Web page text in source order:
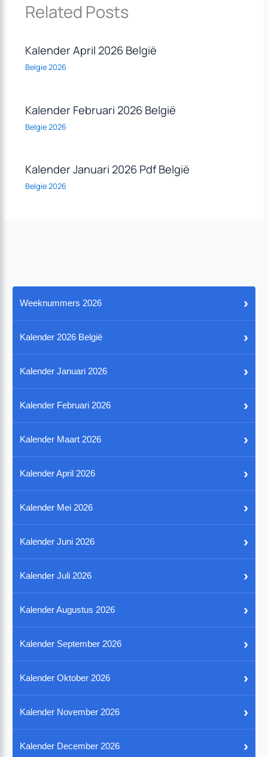
Related Posts
Kalender April 2026 België
Belgie 2026
Kalender Februari 2026 België
Belgie 2026
Kalender Januari 2026 Pdf België
Belgie 2026
Weeknummers 2026 ›
Kalender 2026 België ›
Kalender Januari 2026 ›
Kalender Februari 2026 ›
Kalender Maart 2026 ›
Kalender April 2026 ›
Kalender Mei 2026 ›
Kalender Juni 2026 ›
Kalender Juli 2026 ›
Kalender Augustus 2026 ›
Kalender September 2026 ›
Kalender Oktober 2026 ›
Kalender November 2026 ›
Kalender December 2026 ›